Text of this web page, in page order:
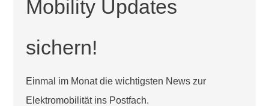
Mobility Updates
sichern!
Einmal im Monat die wichtigsten News zur
Elektromobilität ins Postfach.